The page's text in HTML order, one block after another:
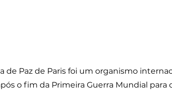
de Paz de Paris foi um organismo
o fim da Primeira Guerra Mundial para